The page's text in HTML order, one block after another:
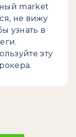
market
не вижу
узнать в
эту